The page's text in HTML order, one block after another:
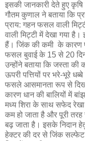
इसकी जानकारी देते हुए कृषि
गौतम कुणाल ने बताया कि
प्राय: गहन फसल वाली
वाली मिट्टी में देखा गया
हैं। जिंक की कमी के कारण
फसल बुवाई के 15 से 20
उन्होंने बताया कि जस्ता
ऊपरी पत्तियों पर भरे-भूरे
फसले आसमानता रूप से
कारण धान की बालियों में
मध्य शिरा के साथ सफेद
कम हो जाता है और पूरी
बढ़ जाता है। इसके निदान
हेक्टर की दर से जिंक